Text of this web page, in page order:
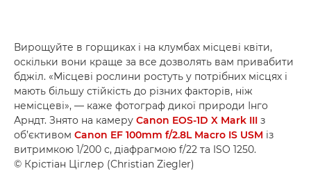
Вирощуйте в горщиках і на клумбах місцеві квіти,
оскільки вони краще за все дозволять вам привабити
бджіл. «Місцеві рослини ростуть у потрібних місцях і
мають більшу стійкість до різних факторів, ніж
немісцеві», — каже фотограф дикої природи Інго
Арндт. Знято на камеру Canon EOS-1D X Mark III з
об’єктивом Canon EF 100mm f/2.8L Macro IS USM із
витримкою 1/200 с, діафрагмою f/22 та ISO 1250.
© Крістіан Ціглер (Christian Ziegler)